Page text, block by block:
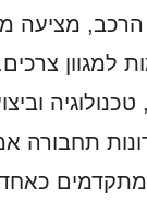
מציעה
למגוון
תחבורה